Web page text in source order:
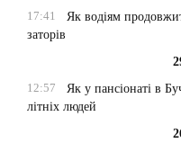
17:41
Як водіям
заторів
12:57
Як у пансіонаті в
літніх людей